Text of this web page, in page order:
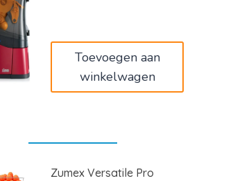
Toevoegen aan
winkelwagen
Zumex Versatile Pro